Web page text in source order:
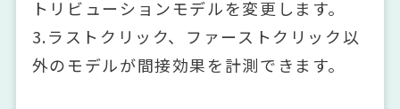
トリビューションモデルを変更します。
3.ラストクリック、ファーストクリック以
外のモデルが間接効果を計測できます。